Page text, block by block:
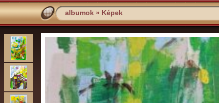
albumok » Képek